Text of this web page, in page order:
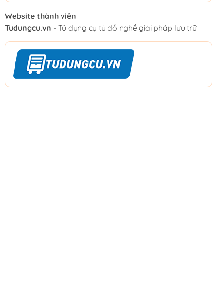
Website thành viên
Tudungcu.vn - Tủ dụng cụ tủ đồ nghề giải pháp lưu trữ